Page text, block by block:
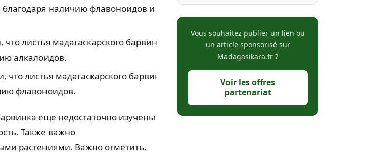
наличию флавоноидов и
листья мадагаскарского барвинка
алкалоидов.
листья мадагаскарского барвинка
флавоноидов.
еще недостаточно изучены
Также важно
растениями. Важно отметить,
Vous souhaitez publier un lien ou
un article sponsorisé sur
Madagasikara.fr ?
Voir les offres
partenariat